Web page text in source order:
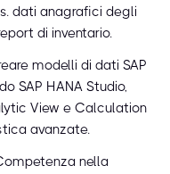
dati anagrafici degli
di inventario.
modelli di dati SAP
SAP HANA Studio,
View e Calculation
avanzate.
nella